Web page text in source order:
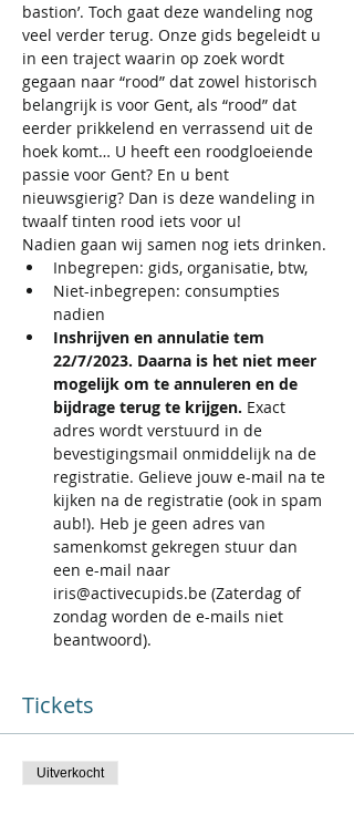
bastion’. Toch gaat deze wandeling nog
veel verder terug. Onze gids begeleidt u
in een traject waarin op zoek wordt
gegaan naar “rood” dat zowel historisch
belangrijk is voor Gent, als “rood” dat
eerder prikkelend en verrassend uit de
hoek komt… U heeft een roodgloeiende
passie voor Gent? En u bent
nieuwsgierig? Dan is deze wandeling in
twaalf tinten rood iets voor u!
Nadien gaan wij samen nog iets drinken.
Inbegrepen: gids, organisatie, btw,
Niet-inbegrepen: consumpties
nadien
Inshrijven en annulatie tem
22/7/2023. Daarna is het niet meer
mogelijk om te annuleren en de
bijdrage terug te krijgen. Exact
adres wordt verstuurd in de
bevestigingsmail onmiddelijk na de
registratie. Gelieve jouw e-mail na te
kijken na de registratie (ook in spam
aub!). Heb je geen adres van
samenkomst gekregen stuur dan
een e-mail naar
iris@activecupids.be (Zaterdag of
zondag worden de e-mails niet
beantwoord).
Tickets
Uitverkocht